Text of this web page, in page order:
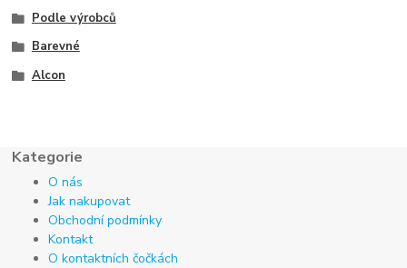
Podle výrobců
Barevné
Alcon
Kategorie
O nás
Jak nakupovat
Obchodní podmínky
Kontakt
O kontaktních čočkách